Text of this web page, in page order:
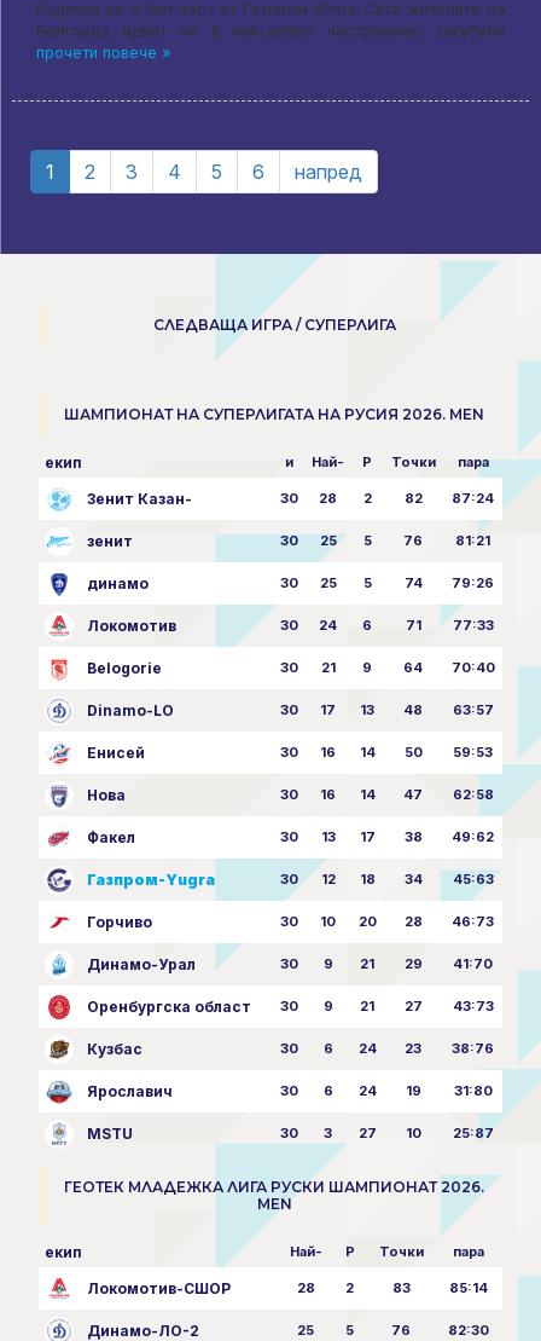
Родичев не е бил част от Газпром-Югра. Сега жителите на
Белгород идват не в най-добро настроение, загубили
прочети повече »
1 2 3 4 5 6 напред
СЛЕДВАЩА ИГРА / СУПЕРЛИГА
ШАМПИОНАТ НА СУПЕРЛИГАТА НА РУСИЯ 2026. MEN
екип и Най- P Точки пара
Зенит Казан- 30 28 2 82 87:24
зенит 30 25 5 76 81:21
динамо 30 25 5 74 79:26
Локомотив 30 24 6 71 77:33
Belogorie 30 21 9 64 70:40
Dinamo-LO 30 17 13 48 63:57
Енисей 30 16 14 50 59:53
Нова 30 16 14 47 62:58
Факел 30 13 17 38 49:62
Газпром-Yugra 30 12 18 34 45:63
Горчиво 30 10 20 28 46:73
Динамо-Урал 30 9 21 29 41:70
Оренбургска област 30 9 21 27 43:73
Кузбас 30 6 24 23 38:76
Ярославич 30 6 24 19 31:80
MSTU 30 3 27 10 25:87
ГЕОТЕК МЛАДЕЖКА ЛИГА РУСКИ ШАМПИОНАТ 2026.
MEN
екип Най- P Точки пара
Локомотив-СШОР 28 2 83 85:14
Динамо-ЛО-2 25 5 76 82:30